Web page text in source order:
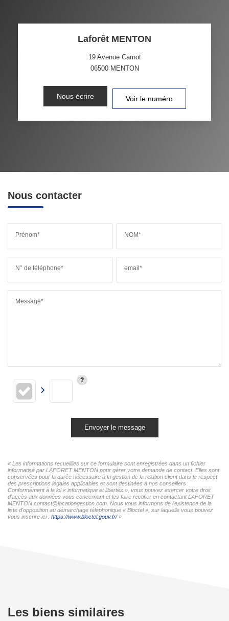
Laforêt MENTON
19 Avenue Carnot
06500 MENTON
Nous écrire Voir le numéro
Nous contacter
Prénom* NOM*
N° de téléphone* email*
Message*
Envoyer le message
« Les informations recueillies sur ce formulaire sont enregistrées dans un fichier
informatisé par LAFORET MENTON pour gérer votre demande de contact. Elles sont
conservées pour la durée nécessaire à la gestion de la relation client dans le respect
des prescriptions légales applicables et sont destinées à nos conseillers
Conformément à la loi « informatique et libertés », vous pouvez exercer votre droit
d'accès aux données vous concernant et les faire rectifier en contactant LAFORET
MENTON contact@locationgestion.com. Nous vous informons de l'existence de la
liste d'opposition au démarchage téléphonique « Bloctel », sur laquelle vous pouvez
vous inscrire ici : https://www.bloctel.gouv.fr/»
Les biens similaires